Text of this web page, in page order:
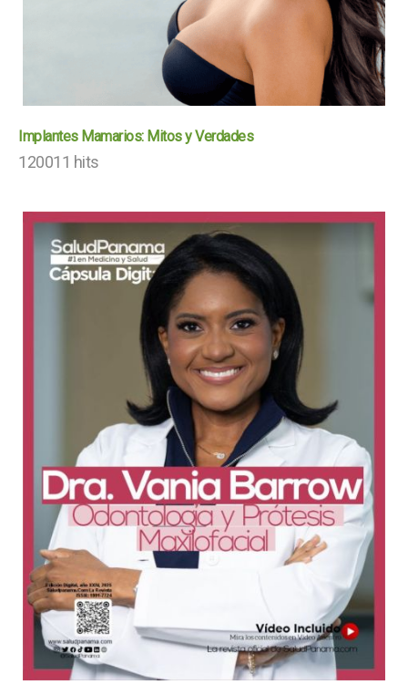
Implantes Mamarios: Mitos y Verdades
120011 hits